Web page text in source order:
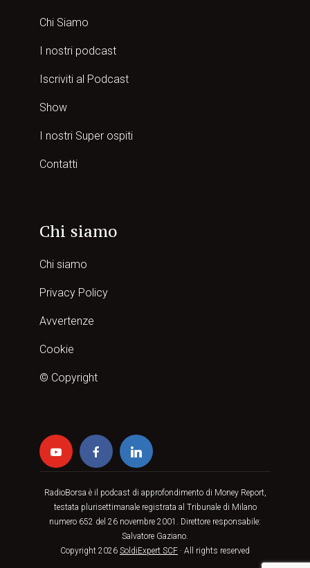
Chi Siamo
I nostri podcast
Iscriviti al Podcast
Show
I nostri Super ospiti
Contatti
Chi siamo
Chi siamo
Privacy Policy
Avvertenze
Cookie
© Copyright
RadioBorsa è il podcast di approfondimento di Money Report,
testata plurisettimanale registrata al Tribunale di Milano
numero 652 del 26 novembre 2001. Direttore responsabile:
Salvatore Gaziano.
Copyright 2026 SoldiExpert SCF · All rights reserved